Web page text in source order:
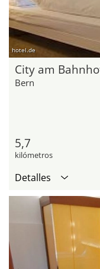
hotel.de
City am
Bern
5,7
kilómetros
Detalles